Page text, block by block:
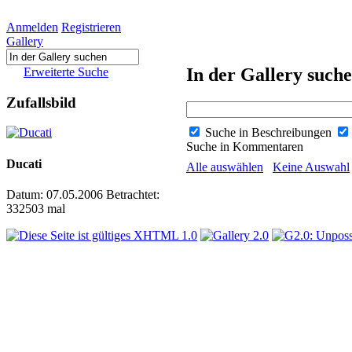
Anmelden Registrieren
Gallery
Erweiterte Suche
Zufallsbild
Ducati
Datum: 07.05.2006 Betrachtet:
332503 mal
In der Gallery
Suche in Beschreibungen
Suche in Kommentaren
Alle auswählen
Keine Auswahl